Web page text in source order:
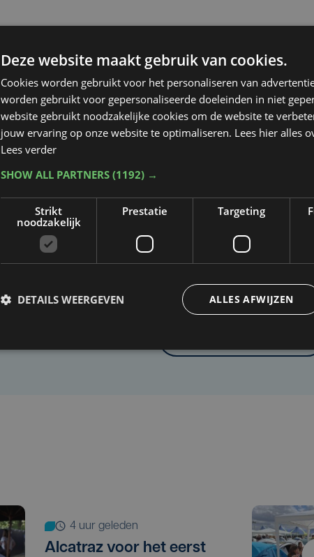
Heb je een taal- of schrijffout
4 uur geleden
Alcatraz voor het eerst
Deze website maakt gebruik van cookies.
Cookies worden gebruikt voor het personaliseren van
worden gebruikt voor gepersonaliseerde doeleinden in niet
website gebruikt noodzakelijke cookies om de website te
jouw ervaring op onze website te optimaliseren. Lees hier alles
Lees verder
SHOW ALL PARTNERS (1192) →
Strikt
noodzakelijk
Prestatie Targeting
ALLES AFWIJZEN
DETAILS WEERGEVEN